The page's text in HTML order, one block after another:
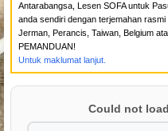
Antarabangsa, Lesen SOFA untuk
anda sendiri dengan terjemahan
Jerman, Perancis, Taiwan, Belgium
PEMANDUAN!
Untuk maklumat lanjut.
Could not